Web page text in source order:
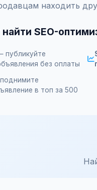
находить
SEO-
публикуйте
без оплаты
в топ за 500